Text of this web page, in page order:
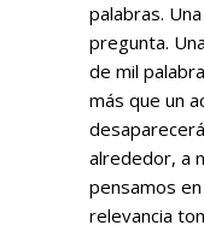
palabras.
pregunta.
de mil
más que un
alrededor, a
pensamos
relevancia